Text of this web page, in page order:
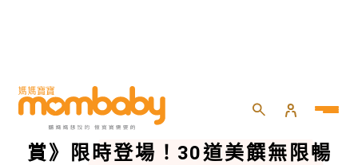
HOME 親子 親子旅遊
遠東Cafe《泰澎湃．曼谷星級大
賞》限時登場！30道美饌無限暢